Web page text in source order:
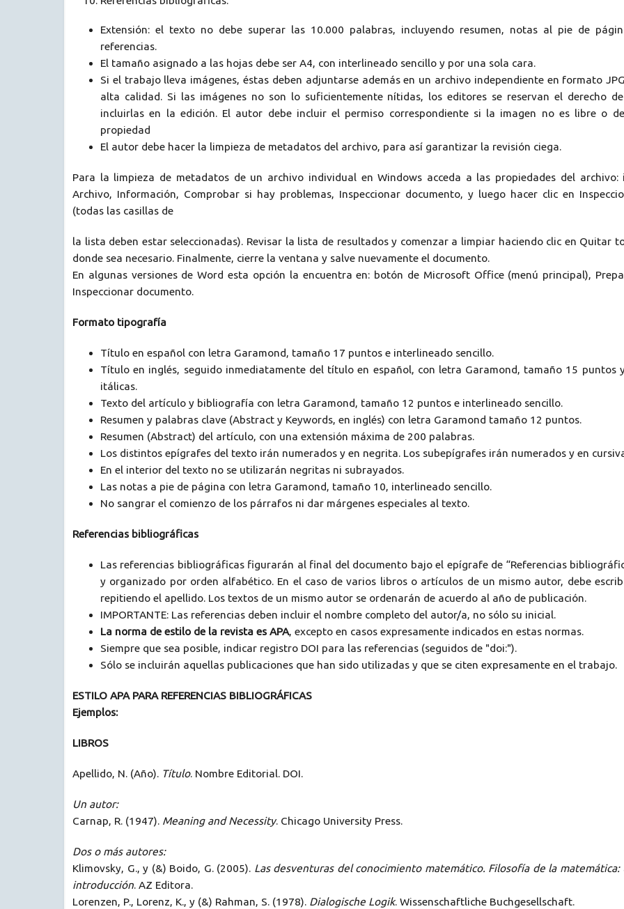
Extensión: el texto no debe superar las 10.000 palabras, incluyendo resumen, notas al pie de
referencias.
El tamaño asignado a las hojas debe ser A4, con interlineado sencillo y por una sola cara.
Si el trabajo lleva imágenes, éstas deben adjuntarse además en un archivo independiente en formato
alta calidad. Si las imágenes no son lo suficientemente nítidas, los editores se reservan el derecho
incluirlas en la edición. El autor debe incluir el permiso correspondiente si la imagen no es libre o
propiedad
El autor debe hacer la limpieza de metadatos del archivo, para así garantizar la revisión ciega.
Para la limpieza de metadatos de un archivo individual en Windows acceda a las propiedades del archivo:
Archivo, Información, Comprobar si hay problemas, Inspeccionar documento, y luego hacer clic en
(todas las casillas de
la lista deben estar seleccionadas). Revisar la lista de resultados y comenzar a limpiar haciendo clic en Quitar
donde sea necesario. Finalmente, cierre la ventana y salve nuevamente el documento.
En algunas versiones de Word esta opción la encuentra en: botón de Microsoft Office (menú principal),
Inspeccionar documento.
Formato tipografía
Título en español con letra Garamond, tamaño 17 puntos e interlineado sencillo.
Título en inglés, seguido inmediatamente del título en español, con letra Garamond, tamaño 15 puntos
itálicas.
Texto del artículo y bibliografía con letra Garamond, tamaño 12 puntos e interlineado sencillo.
Resumen y palabras clave (Abstract y Keywords, en inglés) con letra Garamond tamaño 12 puntos.
Resumen (Abstract) del artículo, con una extensión máxima de 200 palabras.
Los distintos epígrafes del texto irán numerados y en negrita. Los subepígrafes irán numerados y en
En el interior del texto no se utilizarán negritas ni subrayados.
Las notas a pie de página con letra Garamond, tamaño 10, interlineado sencillo.
No sangrar el comienzo de los párrafos ni dar márgenes especiales al texto.
Referencias bibliográficas
Las referencias bibliográficas figurarán al final del documento bajo el epígrafe de “Referencias
y organizado por orden alfabético. En el caso de varios libros o artículos de un mismo autor, debe
repitiendo el apellido. Los textos de un mismo autor se ordenarán de acuerdo al año de publicación.
IMPORTANTE: Las referencias deben incluir el nombre completo del autor/a, no sólo su inicial.
La norma de estilo de la revista es APA, excepto en casos expresamente indicados en estas normas.
Siempre que sea posible, indicar registro DOI para las referencias (seguidos de "doi:").
Sólo se incluirán aquellas publicaciones que han sido utilizadas y que se citen expresamente en el trabajo.
ESTILO APA PARA REFERENCIAS BIBLIOGRÁFICAS
Ejemplos:
LIBROS
Apellido, N. (Año). Título. Nombre Editorial. DOI.
Un autor:
Carnap, R. (1947). Meaning and Necessity. Chicago University Press.
Dos o más autores:
Klimovsky, G., y (&) Boido, G. (2005). Las desventuras del conocimiento matemático. Filosofía de la matemática:
introducción. AZ Editora.
Lorenzen, P., Lorenz, K., y (&) Rahman, S. (1978). Dialogische Logik. Wissenschaftliche Buchgesellschaft.